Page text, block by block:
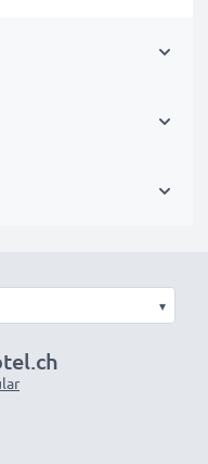
höchsten EU-
und machen Sie
▾